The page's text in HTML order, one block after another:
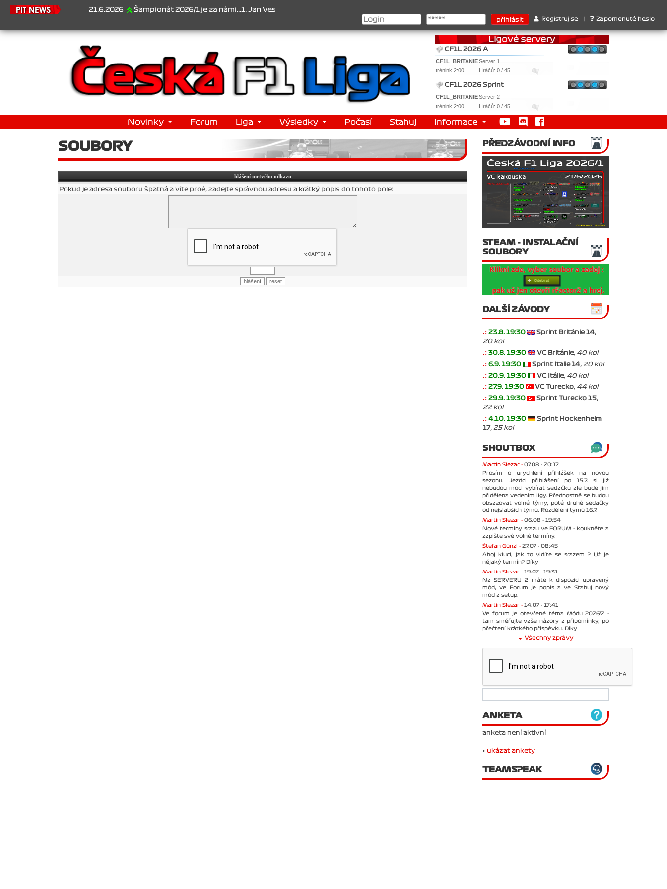
21.6.2026 Šampionát 2026/1 je za námi...1. Jan Veselý , 2. Jan Nováček , 3. Jakub Chmelík , Pohár konstruktérů : 1. Ferrari . 2. Williams , 3. RedBull ..... SprintCup - 1. Jan Nováček ,
Registruj se Zapomenuté heslo
CF1L 2026 A
CF1L_BRITANIEServer 1
trénink 2:00
Hráčů: 0 / 45
CF1L 2026 Sprint
CF1L_BRITANIEServer 2
trénink 2:00
Hráčů: 0 / 45
Novinky Forum Liga Výsledky Počasí Stahuj Informace
SOUBORY
hlášení mrtvého odkazu
Pokud je adresa souboru špatná a víte proè, zadejte správnou adresu a krátký popis do tohoto pole:
PŘEDZÁVODNÍ INFO
STEAM - INSTALAČNÍ
SOUBORY
DALŠÍ ZÁVODY
.: 23.8. 19:30 Sprint Británie 14,
20 kol
.: 30.8. 19:30 VC Británie, 40 kol
.: 6.9. 19:30 Sprint Italie 14, 20 kol
.: 20.9. 19:30 VC Itálie, 40 kol
.: 27.9. 19:30 VC Turecko, 44 kol
.: 29.9. 19:30 Sprint Turecko 15,
22 kol
.: 4.10. 19:30
Sprint Hockenheim
17, 25 kol
SHOUTBOX
Martin Slezar - 07.08 - 20:17
Prosím o urychlení přihlášek na novou
sezonu. Jezdci přihlášení po 15.7. si již
nebudou moci vybírat sedačku ale bude jim
přidělena vedením ligy. Přednostně se budou
obsazovat volné týmy, poté druhé sedačky
od nejslabších týmů. Rozdělení týmů 16.7.
Martin Slezar - 06.08 - 19:54
Nové termíny srazu ve FORUM - koukněte a
zapište své volné termíny.
Štefan Günzl - 27.07 - 08:45
Ahoj kluci, jak to vidíte se srazem ? Už je
nějaký termín? Díky
Martin Slezar - 19.07 - 19:31
Na SERVERU 2 máte k dispozici upravený
mód, ve Forum je popis a ve Stahuj nový
mód a setup.
Martin Slezar - 14.07 - 17:41
Ve forum je otevřené téma Módu 2026/2 -
tam směřujte vaše názory a připomínky, po
přečtení krátkého příspěvku. Díky
Všechny zprávy
ANKETA
anketa není aktivní
• ukázat ankety
TEAMSPEAK